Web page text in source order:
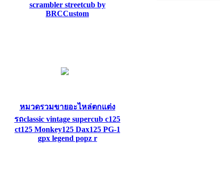
scrambler streetcub by
BRCCustom
หมวดรวมขายอะไหล่ตกแต่ง
รถclassic vintage supercub c125
ct125 Monkey125 Dax125 PG-1
gpx legend popz r